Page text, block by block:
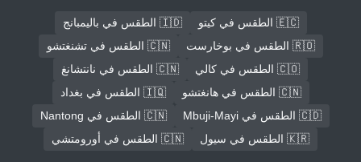
🇪🇨 الطقس في كيتو
🇮🇩 الطقس في باليمبانج
🇷🇴 الطقس في بوخارست
🇨🇳 الطقس في تشنغتشو
🇨🇴 الطقس في كالي
🇨🇳 الطقس في نانتشانغ
🇨🇳 الطقس في هانغتشو
🇮🇶 الطقس في بغداد
🇨🇩 الطقس في Mbuji-Mayi
🇨🇳 الطقس في Nantong
🇰🇷 الطقس في سيول
🇨🇳 الطقس في أورومتشي